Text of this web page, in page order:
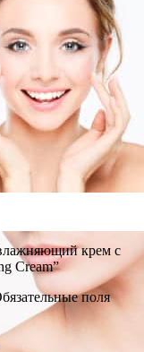
крем с
Cream”
поля